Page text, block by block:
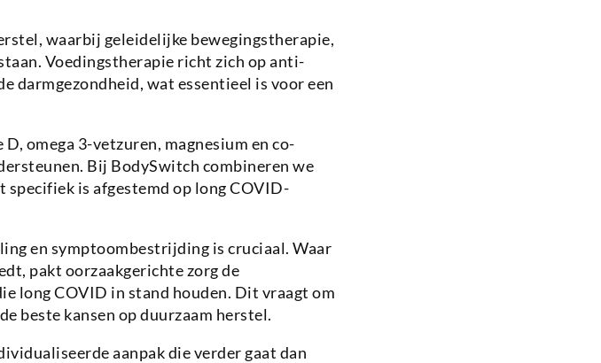
waarbij geleidelijke bewegingstherapie,
Voedingstherapie richt zich op anti-
darmgezondheid, wat essentieel is voor een
omega 3-vetzuren, magnesium en co-
Bij BodySwitch combineren we
specifiek is afgestemd op long COVID-
en symptoombestrijding is cruciaal. Waar
pakt oorzaakgerichte zorg de
long COVID in stand houden. Dit vraagt om
beste kansen op duurzaam herstel.
aanpak die verder gaat dan